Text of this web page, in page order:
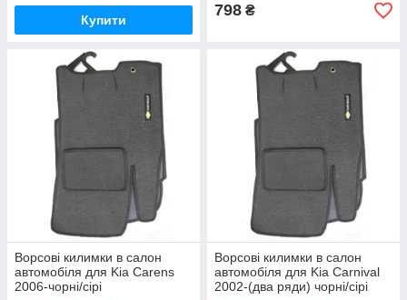
Купити
798 ₴
Ворсові килимки в салон
автомобіля для Kia Carens
2006-чорні/сірі
Ворсові килимки в салон
автомобіля для Kia Carnival
2002-(два ряди) чорні/сірі